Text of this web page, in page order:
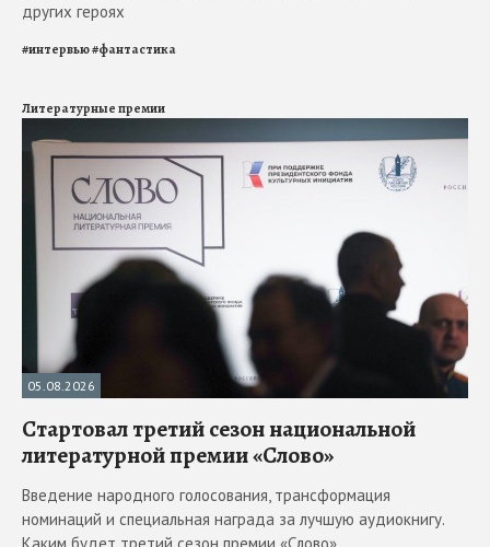
других героях
#интервью#фантастика
Литературные премии
05.08.2026
Стартовал третий сезон национальной
литературной премии «Слово»
Введение народного голосования, трансформация
номинаций и специальная награда за лучшую аудиокнигу.